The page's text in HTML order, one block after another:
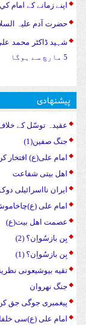
اپنے زمانے کے امام
حضرت آدم علیہ
5 مارچ سے ہوگا
پیشنهادی
عقیدہ توسّل کے
جنگ صفین(1)
امام علی(ع) افتخار
اهل بیتی شفاعت
ایران نااسرائیلی
امام علی
عصمت اهل بیت(ع)
بِن بازسُواِن؟ (2)
بِن بازسُواِن؟ (1)
تقیه بیوشیعونی
جنگ نهروان
پیغمبری جوگی جق
امام علی (ع)سی